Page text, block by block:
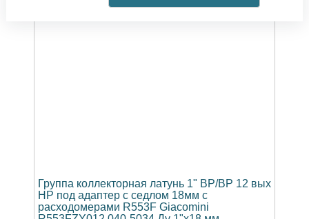
Группа коллекторная латунь 1" ВР/ВР 12 вых
НР под адаптер с седлом 18мм с
расходомерами R553F Giacomini
функционирования сайта, проведения статистических
исследований, ретаргетинга и использования систем